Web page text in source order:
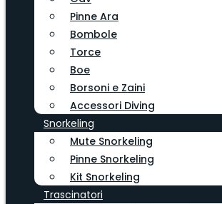
Pinne Ara
Bombole
Torce
Boe
Borsoni e Zaini
Accessori Diving
Snorkeling
Mute Snorkeling
Pinne Snorkeling
Kit Snorkeling
Trascinatori